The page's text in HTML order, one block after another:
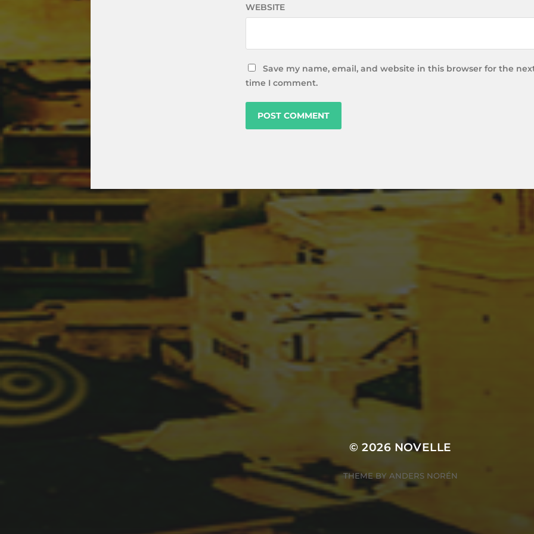
WEBSITE
Save my name, email, and website in this browser for the
time I comment.
© 2026 NOVELLE
THEME BY ANDERS NORÉN